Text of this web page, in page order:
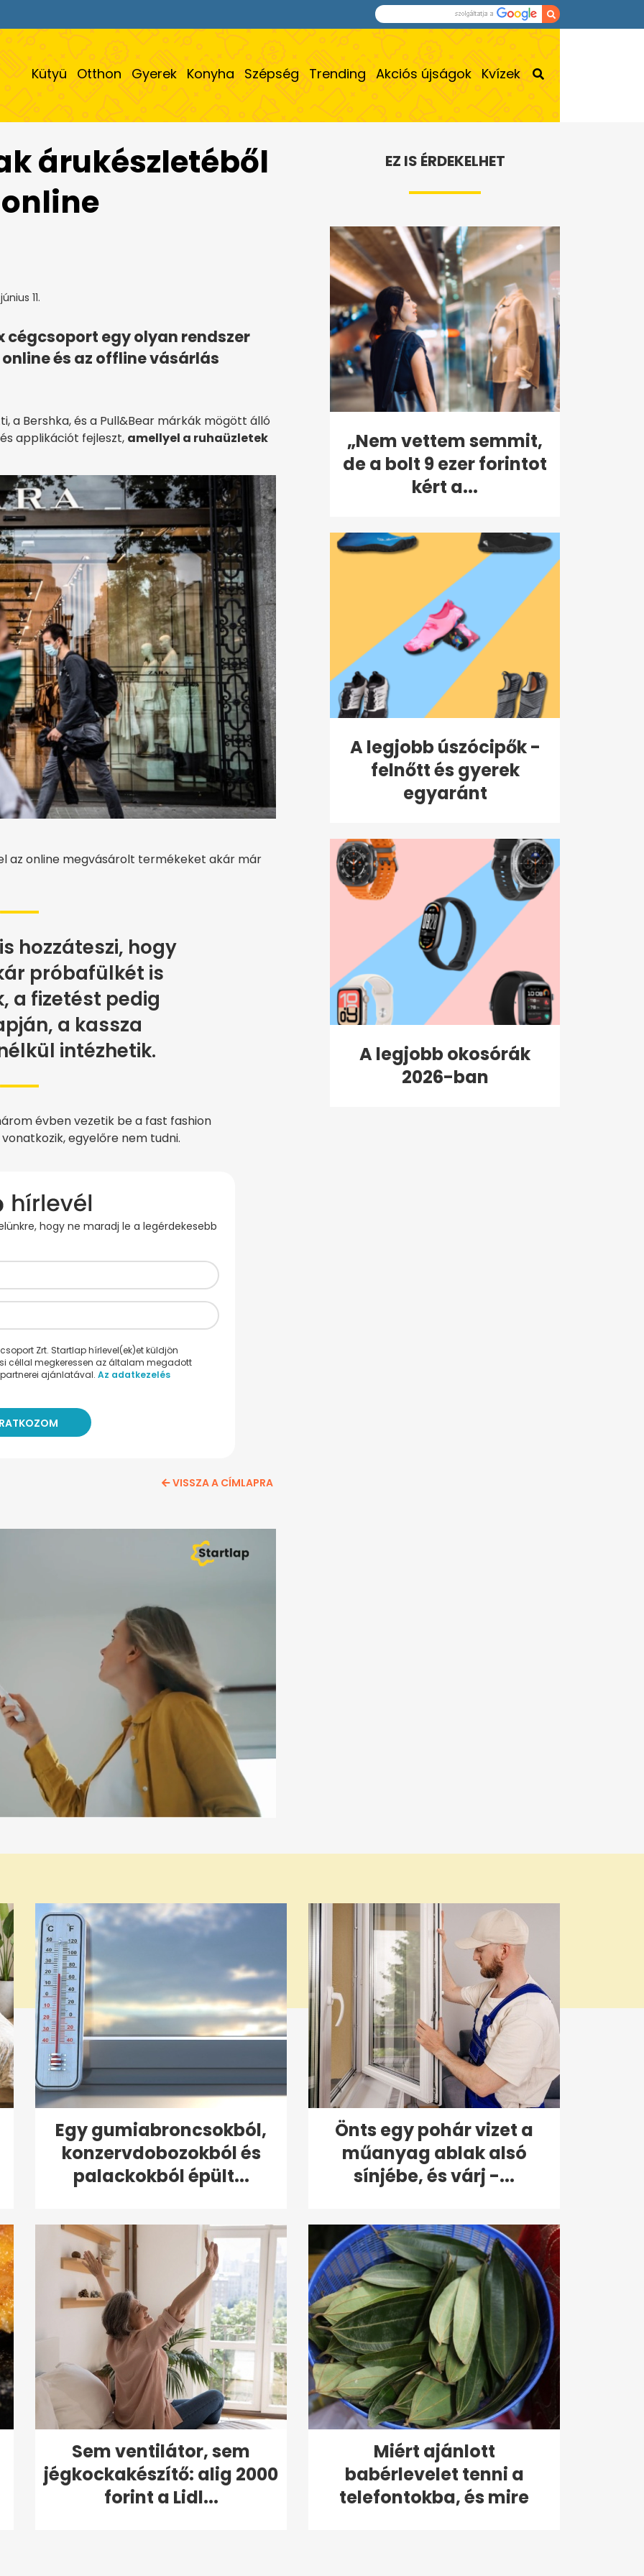
Kütyü Otthon Gyerek Konyha Szépség Trending Akciós újságok Kvízek
árukészletéből
11.
cégcsoport egy olyan rendszer
és az offline vásárlás
a Bershka, és a Pull&Bear márkák mögött álló
applikációt fejleszt, amellyel a ruhaüzletek
az online megvásárolt termékeket akár már
hozzáteszi, hogy
próbafülkét is
a fizetést pedig
a kassza
intézhetik.
évben vezetik be a fast fashion
egyelőre nem tudni.
hogy ne maradj le a legérdekesebb
Zrt. Startlap hírlevel(ek)et küldjön
céllal megkeressen az általam megadott
ajánlatával. Az adatkezelés
VISSZA A CÍMLAPRA
EZ IS ÉRDEKELHET
„Nem vettem semmit,
de a bolt 9 ezer forintot
kért a...
A legjobb úszócipők -
felnőtt és gyerek
egyaránt
A legjobb okosórák
2026-ban
Egy gumiabroncsokból,
konzervdobozokból és
palackokból épült...
Önts egy pohár vizet a
műanyag ablak alsó
sínjébe, és várj -...
Sem ventilátor, sem
jégkockakészítő: alig 2000
forint a Lidl...
Miért ajánlott
babérlevelet tenni a
telefontokba, és mire